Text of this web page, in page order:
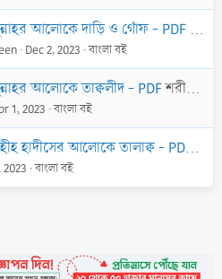
আলোকে দাড়ি ও গোঁফ - PDF
Dec 2, 2023 বাংলা বই
আলোকে তাক্বলীদ - PDFশরীফুল ইসলাম মাদানী
1, 2023 বাংলা বই
হাদীসের আলোকে তালাক্ব - PDF
2023 বাংলা বই